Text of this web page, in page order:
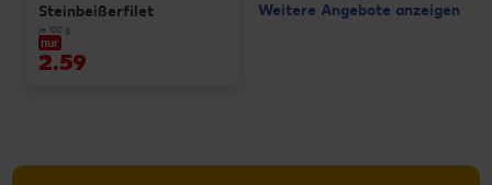
Steinbeißerfilet
je 100 g
nur
2.59
Weitere Angebote anzeigen